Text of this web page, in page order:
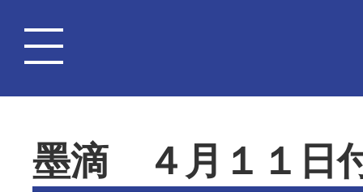
墨滴 ４月１１日